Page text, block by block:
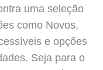
uma seleção
como Novos,
e opções
Seja para o